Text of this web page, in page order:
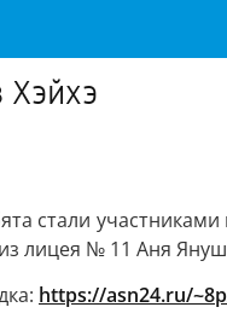
Хэйхэ
стали
лицея № 11 Аня
https://asn24.ru/